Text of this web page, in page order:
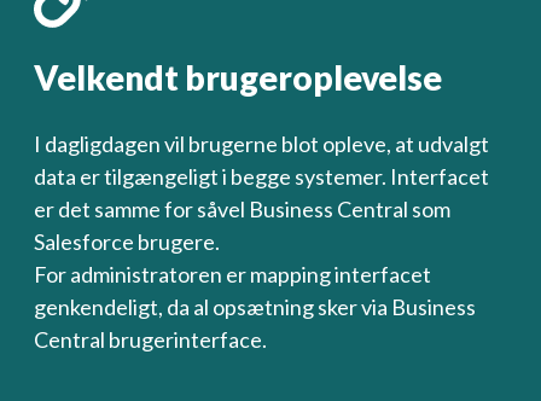
Velkendt brugeroplevelse
I dagligdagen vil brugerne blot opleve, at udvalgt
data er tilgængeligt i begge systemer. Interfacet
er det samme for såvel Business Central som
Salesforce brugere.
For administratoren er mapping interfacet
genkendeligt, da al opsætning sker via Business
Central brugerinterface.